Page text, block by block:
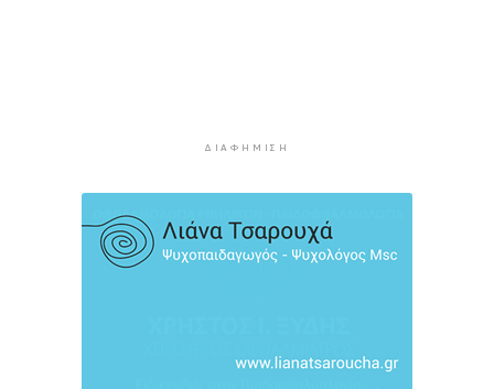
Ο Γιώργος Νταλάρας έρχεται στη Σύρο με το
«Ρεμπέτικο»
ΔΙΑΦΉΜΙΣΗ